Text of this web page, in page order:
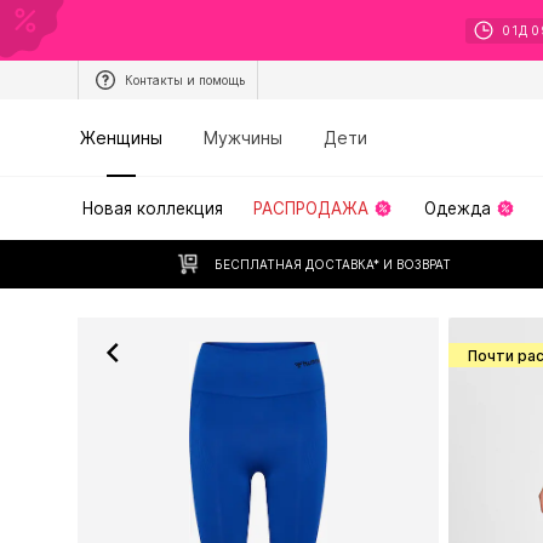
01 Д
Контакты и помощь
Женщины Мужчины Дети
Новая коллекция РАСПРОДАЖА Одежда
БЕСПЛАТНАЯ ДОСТАВКА* И ВОЗВРАТ
Почти